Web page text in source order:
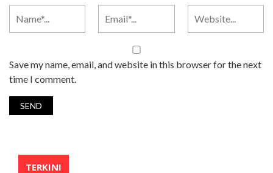
Save my name, email, and website in this browser for the next
time I comment.
TERKINI